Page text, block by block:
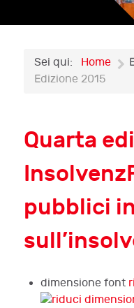
Sei qui: Home
Edizione 2015
Quarta
pubblici
dimensione font